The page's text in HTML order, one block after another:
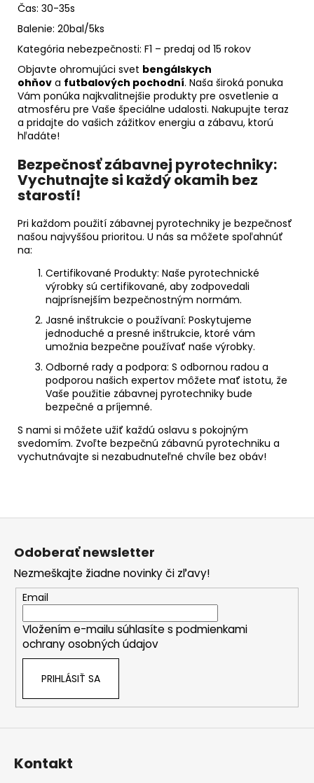
Čas: 30-35s
Balenie: 20bal/5ks
Kategória nebezpečnosti: F1 – predaj od 15 rokov
Objavte ohromujúci svet bengálskych
ohňov a futbalových pochodní. Naša široká ponuka
Vám ponúka najkvalitnejšie produkty pre osvetlenie a
atmosféru pre Vaše špeciálne udalosti. Nakupujte teraz
a pridajte do vašich zážitkov energiu a zábavu, ktorú
hľadáte!
Bezpečnosť zábavnej pyrotechniky:
Vychutnajte si každý okamih bez
starostí!
Pri každom použití zábavnej pyrotechniky je bezpečnosť
našou najvyššou prioritou. U nás sa môžete spoľahnúť
na:
Certifikované Produkty: Naše pyrotechnické
výrobky sú certifikované, aby zodpovedali
najprísnejším bezpečnostným normám.
Jasné inštrukcie o používaní: Poskytujeme
jednoduché a presné inštrukcie, ktoré vám
umožnia bezpečne používať naše výrobky.
Odborné rady a podpora: S odbornou radou a
podporou našich expertov môžete mať istotu, že
Vaše použitie zábavnej pyrotechniky bude
bezpečné a príjemné.
S nami si môžete užiť každú oslavu s pokojným
svedomím. Zvoľte bezpečnú zábavnú pyrotechniku a
vychutnávajte si nezabudnuteľné chvíle bez obáv!
Z
Odoberať newsletter
Nezmeškajte žiadne novinky či zľavy!
Email
Vložením e-mailu súhlasíte s podmienkami
ochrany osobných údajov
PRIHLÁSIŤ SA
Kontakt